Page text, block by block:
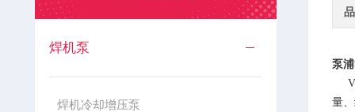
焊机泵
焊机冷却增压泵
泵
量